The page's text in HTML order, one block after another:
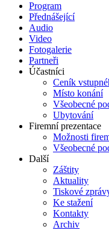
Program
Přednášející
Audio
Video
Fotogalerie
Partneři
Účastníci
Ceník
Místo konání
Všeobecné
Ubytování
Firemní prezentace
Možnosti
Všeobecné
Další
Záštity
Aktuality
Tiskové
Ke stažení
Kontakty
Archiv